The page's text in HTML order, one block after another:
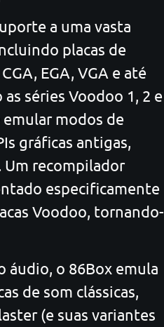
a uma vasta
placas de
EGA, VGA e até
séries Voodoo 1, 2 e
emular modos de
gráficas antigas,
Um recompilador
especificamente
Voodoo, tornando-
áudio, o 86Box emula
de som clássicas,
(e suas variantes